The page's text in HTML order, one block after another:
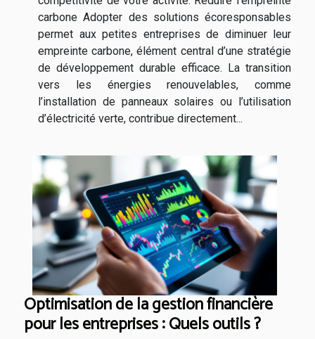
carbone Adopter des solutions écoresponsables
permet aux petites entreprises de diminuer leur
empreinte carbone, élément central d’une stratégie
de développement durable efficace. La transition
vers les énergies renouvelables, comme
l’installation de panneaux solaires ou l’utilisation
d’électricité verte, contribue directement...
Optimisation de la gestion financière
pour les entreprises : Quels outils ?